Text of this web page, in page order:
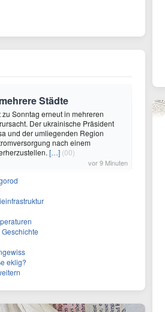
Städte
Sonntag erneut in mehreren
Der ukrainische Präsident
und der umliegenden Region
nach einem
[…] (00)
vor 9 Minuten
eklig?